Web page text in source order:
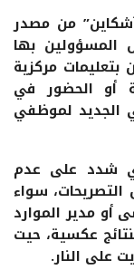
من مصدر
المسؤولين بها
بتعليمات مركزية
أو الحضور في
الجديد لموظفي
شدد على عدم
سواء
أو مدير الموارد
عكسية، حيت
على النار.